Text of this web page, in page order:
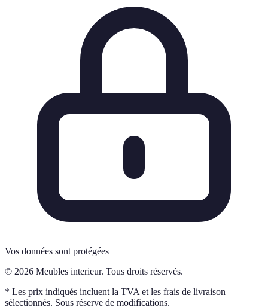
Vos données sont protégées
© 2026 Meubles interieur. Tous droits réservés.
* Les prix indiqués incluent la TVA et les frais de livraison
sélectionnés. Sous réserve de modifications.